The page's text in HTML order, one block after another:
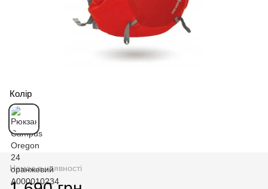
Колір
Немає в наявності